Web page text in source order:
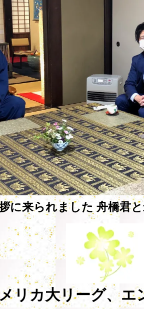
に来られました 舟橋君
リカ大リーグ、エ